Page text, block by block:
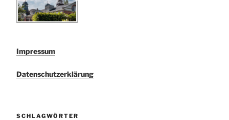
Impressum
Datenschutzerklärung
SCHLAGWÖRTER